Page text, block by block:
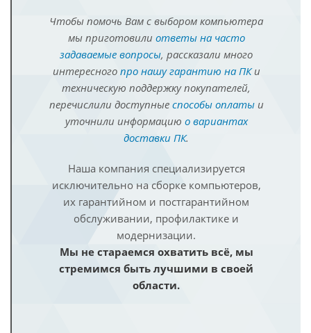
Чтобы помочь Вам с выбором компьютера
мы приготовили ответы на часто
задаваемые вопросы, рассказали много
интересного про нашу гарантию на ПКи
техническую поддержку покупателей,
перечислили доступные способы оплатыи
уточнили информацию о вариантах
доставки ПК.
Наша компания специализируется
исключительно на сборке компьютеров,
их гарантийном и постгарантийном
обслуживании, профилактике и
модернизации.
Мы не стараемся охватить всё, мы
стремимся быть лучшими в своей
области.